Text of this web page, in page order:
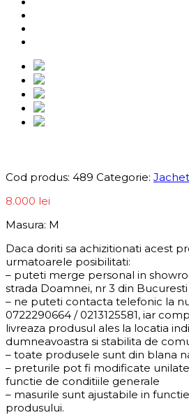
Cod produs: 489 Categorie:
8.000 lei
Masura: M
Daca doriti sa achizitionati acest
urmatoarele posibilitati:
– puteti merge personal in
strada Doamnei, nr 3 din Bucuresti
– ne puteti contacta telefonic la
0722290664 / 0213125581, iar
livreaza produsul ales la locatia
dumneavoastra si stabilita de
– toate produsele sunt din blana
– preturile pot fi modificate
functie de conditiile generale
– masurile sunt ajustabile in
produsului.